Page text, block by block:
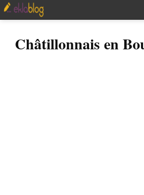
Châtillonnais en